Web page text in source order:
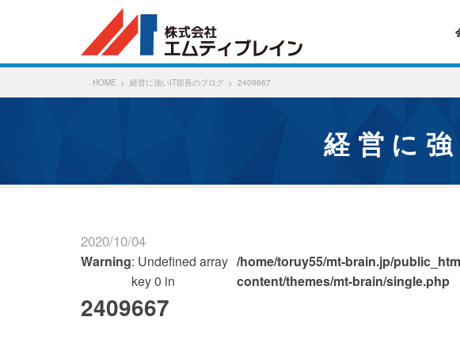
HOME 経営に強いIT部長のブログ 2409667
経営
2020/10/04
Warning: Undefined array
key 0 in
/home/toruy55/mt-brain.jp/
content/themes/mt-brain/single.php
2409667